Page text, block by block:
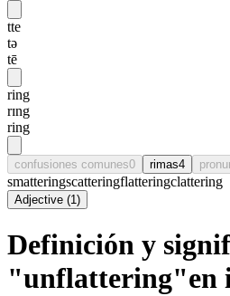
tte
tə
tē
ring
rɪng
ring
confusiones comunes0 rimas4
smatteringscatteringflatteringclattering
Adjective (1)
Definición y
"unflattering"en